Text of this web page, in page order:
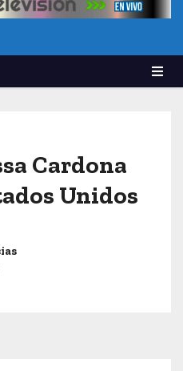
Cardona
Unidos